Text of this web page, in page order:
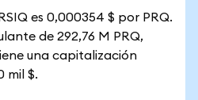
es 0,000354 $ por PRQ.
de 292,76 M PRQ,
una capitalización
mil $.